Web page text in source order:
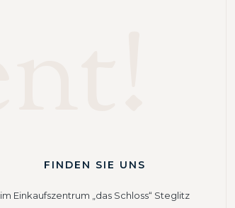
FINDEN SIE UNS
im Einkaufszentrum „das Schloss“ Steglitz